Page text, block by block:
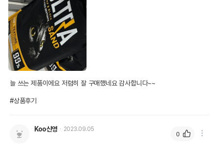
늘 쓰는 제품이에요 저렴히 잘 구매했네요 감사합니다~~
#상품후기
Koo신영 2023.09.05
0